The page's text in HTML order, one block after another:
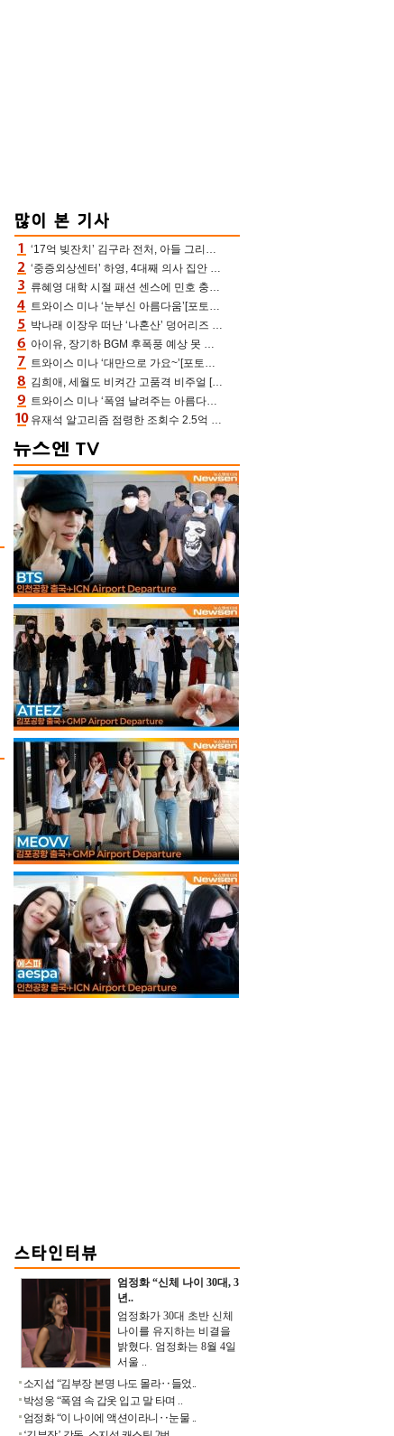
‘17억 빚잔치’ 김구라 전처, 아들 그리는 “나 뿐인데” 친엄마 챙기는 효심 눈길
‘중증외상센터’ 하영, 4대째 의사 집안 인증 “증조부, 고종 황제 진료”(옥문아)[어제TV]
류혜영 대학 시절 패션 센스에 민호 충격 “레몬색 레깅스에 다리 없는 줄”(나혼산)
트와이스 미나 ‘눈부신 아름다움’[포토엔HD]
박나래 이장우 떠난 ‘나혼산’ 덩어리즈 왔다, 1인 1케이크에 팜유 전현무 충격[어제TV]
아이유, 장기하 BGM 후폭풍 예상 못 했나‥삭제 오보→윤가이까지 엮여 시끌
트와이스 미나 ‘대만으로 가요~’[포토엔HD]
김희애, 세월도 비켜간 고품격 비주얼 [포토엔HD]
트와이스 미나 ‘폭염 날려주는 아름다움’[포토엔HD]
유재석 알고리즘 점령한 조회수 2.5억 신박한 다비치, 강민경 덩달아 긴장(해투)
엄정화 “신체 나이 30대, 3
년..
엄정화가 30대 초반 신체
나이를 유지하는 비결을
밝혔다. 엄정화는 8월 4일
서울 ..
소지섭 “김부장 본명 나도 몰라‥들었..
박성웅 “폭염 속 갑옷 입고 말 타며 ..
엄정화 “이 나이에 액션이라니‥눈물 ..